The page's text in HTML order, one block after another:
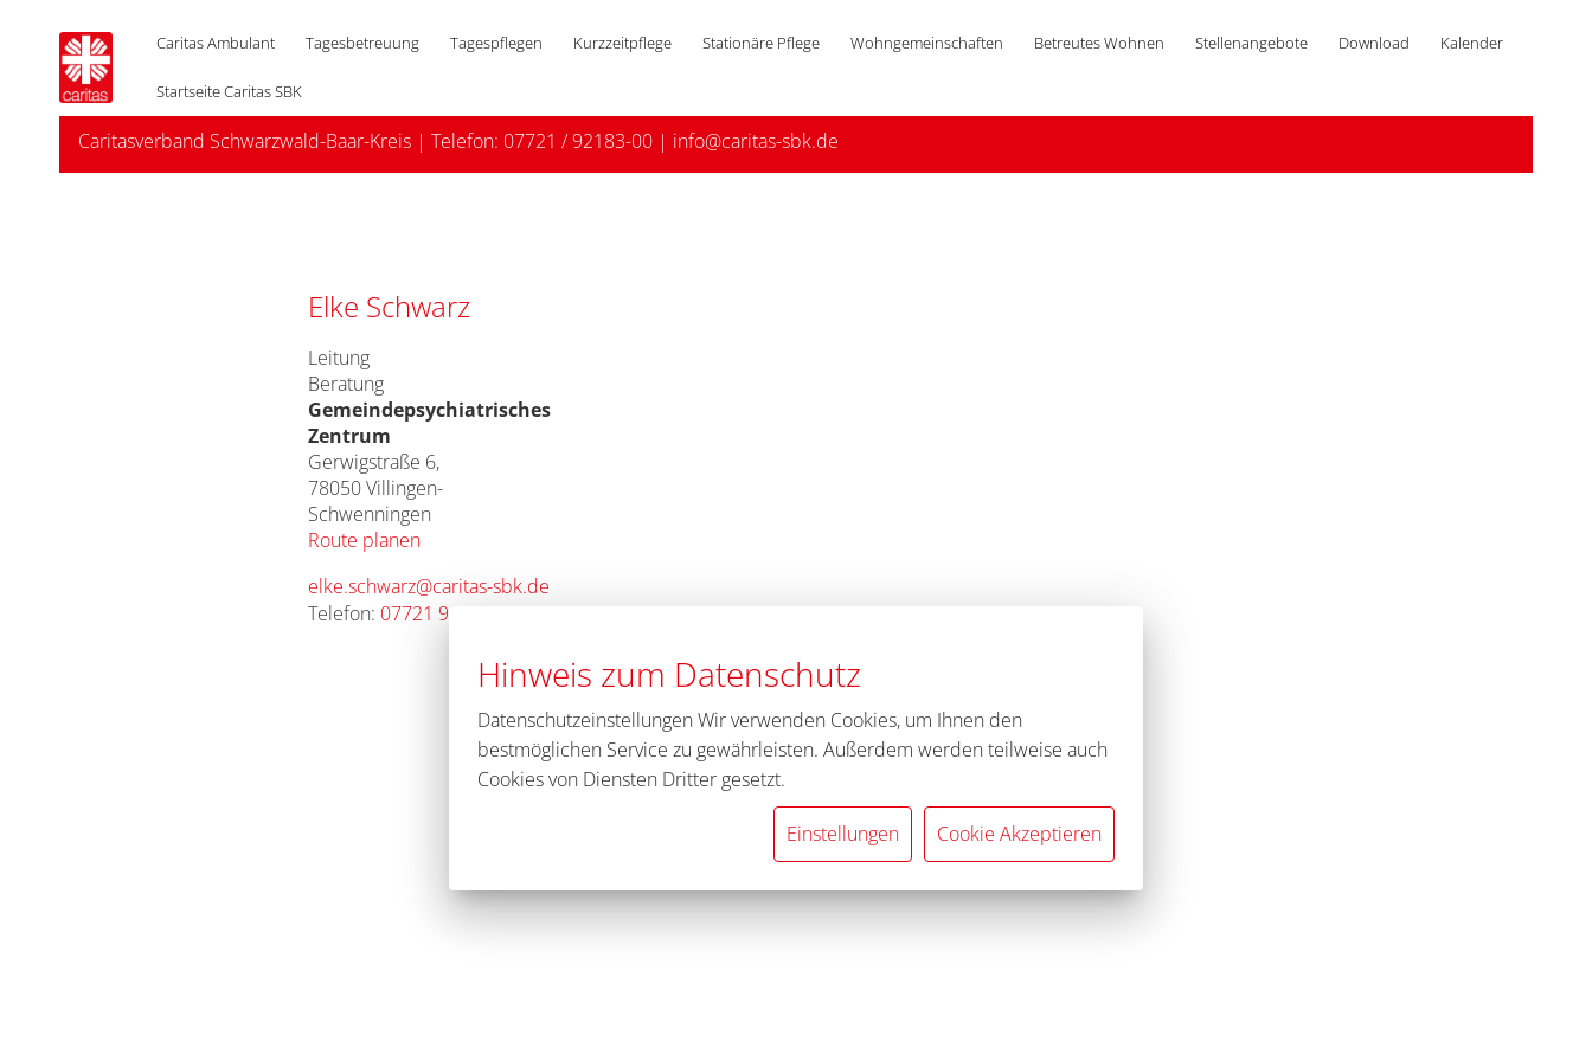
Caritas Ambulant Tagesbetreuung Tagespflegen Kurzzeitpflege Stationäre Pflege Wohngemeinschaften Betreutes Wohnen Stellenangebote Download Kalender
Startseite Caritas SBK
Caritasverband Schwarzwald-Baar-Kreis | Telefon: 07721 / 92183-00 | info@caritas-sbk.de
Elke Schwarz
Leitung
Beratung
Gemeindepsychiatrisches
Zentrum
Gerwigstraße 6,
78050 Villingen-
Schwenningen
Route planen
elke.schwarz@caritas-sbk.de
Telefon: 07721 921-8330
Hinweis zum Datenschutz
Datenschutzeinstellungen Wir verwenden Cookies, um Ihnen den
bestmöglichen Service zu gewährleisten. Außerdem werden teilweise auch
Cookies von Diensten Dritter gesetzt.
Einstellungen Cookie Akzeptieren